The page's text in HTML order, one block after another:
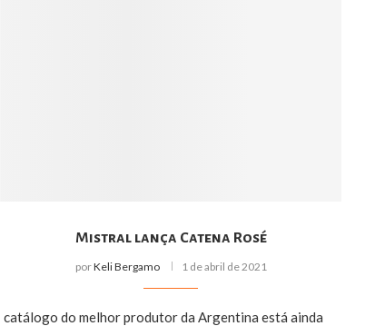
Mistral lança Catena Rosé
porKeli Bergamo 1 de abril de 2021
catálogo do melhor produtor da Argentina está ainda